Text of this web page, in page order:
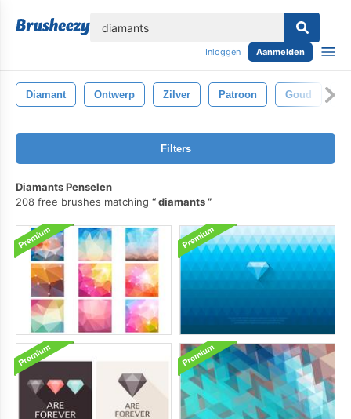
Inloggen Aanmelden
Diamant Ontwerp Zilver Patroon Goud
Filters
Diamants Penselen
208 free brushes matching
diamants